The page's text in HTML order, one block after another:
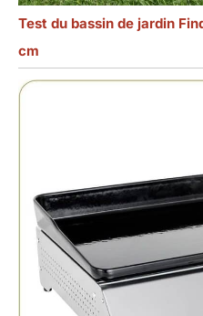
Test du bassin de jardin
cm